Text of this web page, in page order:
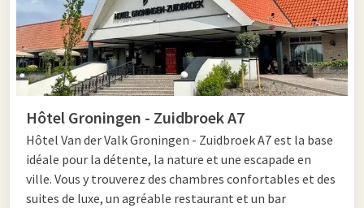
proximité de Groningen qui offre confort et commodité.
Profitez de chambres modernes, d'installations de bien-être
et d'excellents restaurants. Que vous optiez pour un city trip
ou un séjour tranquille juste à l'extérieur de la ville : vous
bénéficiez toujours de l'hospitalité reconnue de Van der Valk.
Hôtel Groningen - Zuidbroek A7
Hôtel Van der Valk Groningen - Zuidbroek A7 est la base
idéale pour la détente, la nature et une escapade en
ville. Vous y trouverez des chambres confortables et des
suites de luxe, un agréable restaurant et un bar